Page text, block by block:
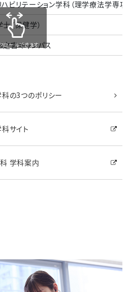
ハビリテーション学科（理学療法学専攻
士（保健学）
之宮キャンパス
ロールできます
の3つのポリシー
サイト
学科案内